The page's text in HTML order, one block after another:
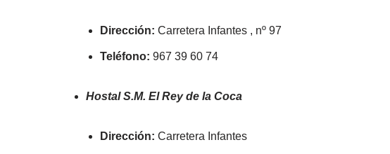
Dirección: Carretera Infantes , nº 97
Teléfono: 967 39 60 74
Hostal S.M. El Rey de la Coca
Dirección: Carretera Infantes